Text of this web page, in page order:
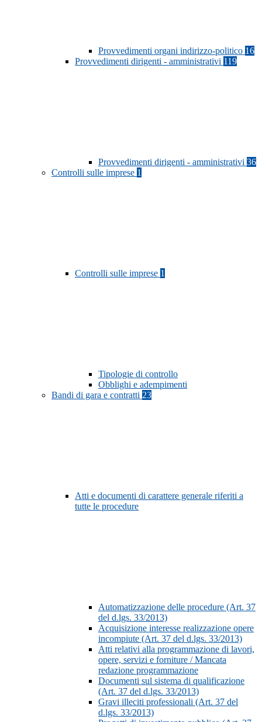
Provvedimenti organi indirizzo-politico 16
Provvedimenti dirigenti - amministrativi 119
Provvedimenti dirigenti - amministrativi 36
Controlli sulle imprese 1
Controlli sulle imprese 1
Tipologie di controllo
Obblighi e adempimenti
Bandi di gara e contratti 23
Atti e documenti di carattere generale riferiti a
tutte le procedure
Automatizzazione delle procedure (Art. 37
del d.lgs. 33/2013)
Acquisizione interesse realizzazione opere
incompiute (Art. 37 del d.lgs. 33/2013)
Atti relativi alla programmazione di lavori,
opere, servizi e forniture / Mancata
redazione programmazione
Documenti sul sistema di qualificazione
(Art. 37 del d.lgs. 33/2013)
Gravi illeciti professionali (Art. 37 del
d.lgs. 33/2013)